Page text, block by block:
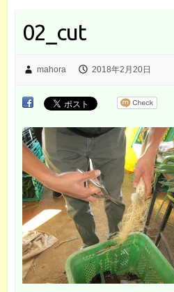
02_cut
mahora 2018年2月20日